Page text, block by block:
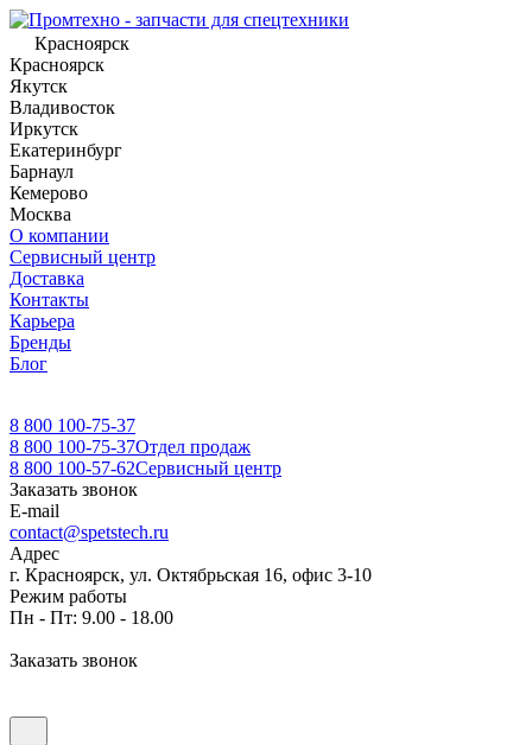
Красноярск
Красноярск
Якутск
Владивосток
Иркутск
Екатеринбург
Барнаул
Кемерово
Москва
О компании
Сервисный центр
Доставка
Контакты
Карьера
Бренды
Блог
8 800 100-75-37
8 800 100-75-37Отдел продаж
8 800 100-57-62Сервисный центр
Заказать звонок
E-mail
contact@spetstech.ru
Адрес
г. Красноярск, ул. Октябрьская 16, офис 3-10
Режим работы
Пн - Пт: 9.00 - 18.00
Заказать звонок